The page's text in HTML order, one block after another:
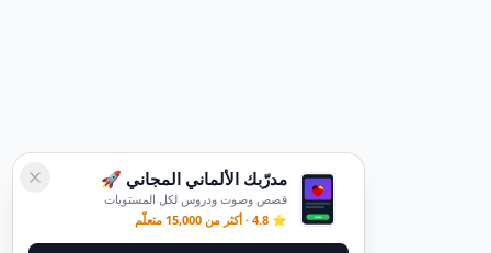
مدرّبك الألماني المجاني 🚀
قصص وصوت ودروس لكل المستويات
⭐ 4.8 · أكثر من 15,000 متعلّم